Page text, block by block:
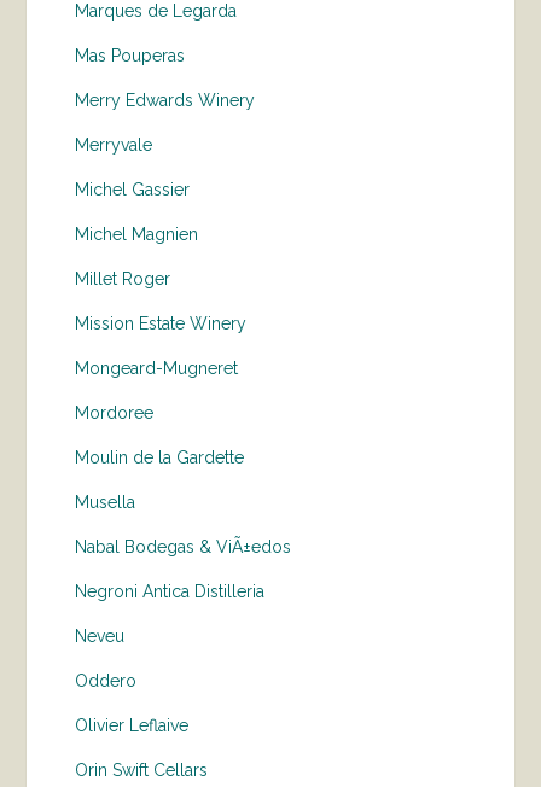
Marques de Legarda
Mas Pouperas
Merry Edwards Winery
Merryvale
Michel Gassier
Michel Magnien
Millet Roger
Mission Estate Winery
Mongeard-Mugneret
Mordoree
Moulin de la Gardette
Musella
Nabal Bodegas & ViÃ±edos
Negroni Antica Distilleria
Neveu
Oddero
Olivier Leflaive
Orin Swift Cellars